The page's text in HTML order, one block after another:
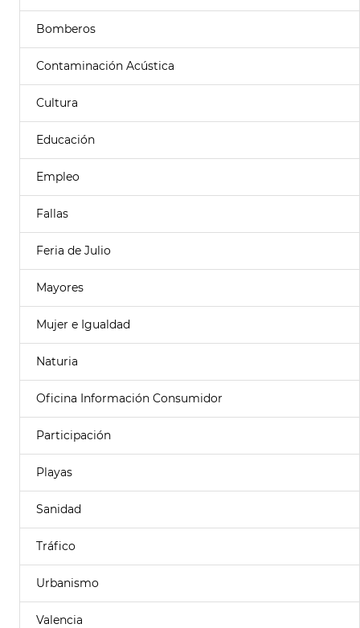
Bomberos
Contaminación Acústica
Cultura
Educación
Empleo
Fallas
Feria de Julio
Mayores
Mujer e Igualdad
Naturia
Oficina Información Consumidor
Participación
Playas
Sanidad
Tráfico
Urbanismo
Valencia